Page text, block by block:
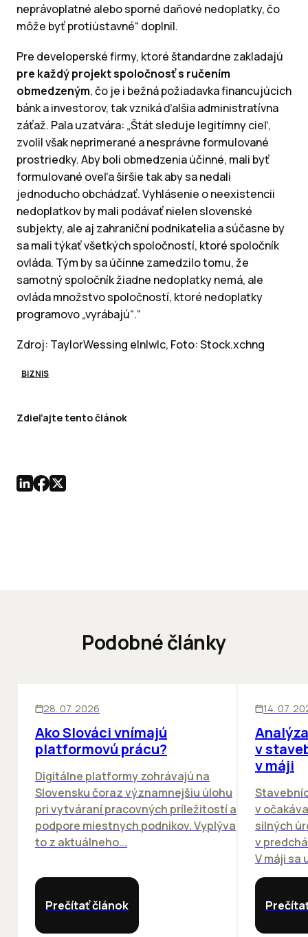
neprávoplatné alebo sporné daňové nedoplatky, čo
môže byť protiústavné“ doplnil.
Pre developerské firmy, ktoré štandardne zakladajú
pre každý projekt spoločnosť s ručením
obmedzeným, čo je i bežná požiadavka financujúcich
bánk a investorov, tak vzniká ďalšia administratívna
záťaž. Pala uzatvára: „Štát sleduje legitímny cieľ,
zvolil však neprimerané a nesprávne formulované
prostriedky. Aby boli obmedzenia účinné, mali byť
formulované oveľa širšie tak aby sa nedali
jednoducho obchádzať. Vyhlásenie o neexistencii
nedoplatkov by mali podávať nielen slovenské
subjekty, ale aj zahraniční podnikatelia a súčasne by
sa mali týkať všetkých spoločností, ktoré spoločník
ovláda. Tým by sa účinne zamedzilo tomu, že
samotný spoločník žiadne nedoplatky nemá, ale
ovláda množstvo spoločností, ktoré nedoplatky
programovo „vyrábajú“.“
Zdroj: TaylorWessing e|n|w|c, Foto: Stock.xchng
BIZNIS
Zdieľajte tento článok
Podobné články
28. 07. 2026
Ako Slováci vnímajú
platformovú prácu?
Digitálne platformy zohrávajú na
Slovensku čoraz významnejšiu úlohu
pri vytváraní pracovných príležitostí a
podpore miestnych podnikov. Vyplýva
to z aktuálneho...
Prečítať článok
14. 07.
v
v máji
v
silných
v
V máji sa